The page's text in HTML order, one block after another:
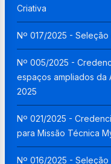
Criativa
Nº 017/2025 -
Nº 005/2025 -
espaços ampliados da
2025
Nº 021/2025 -
para Missão Técnica
Nº 016/2025 -